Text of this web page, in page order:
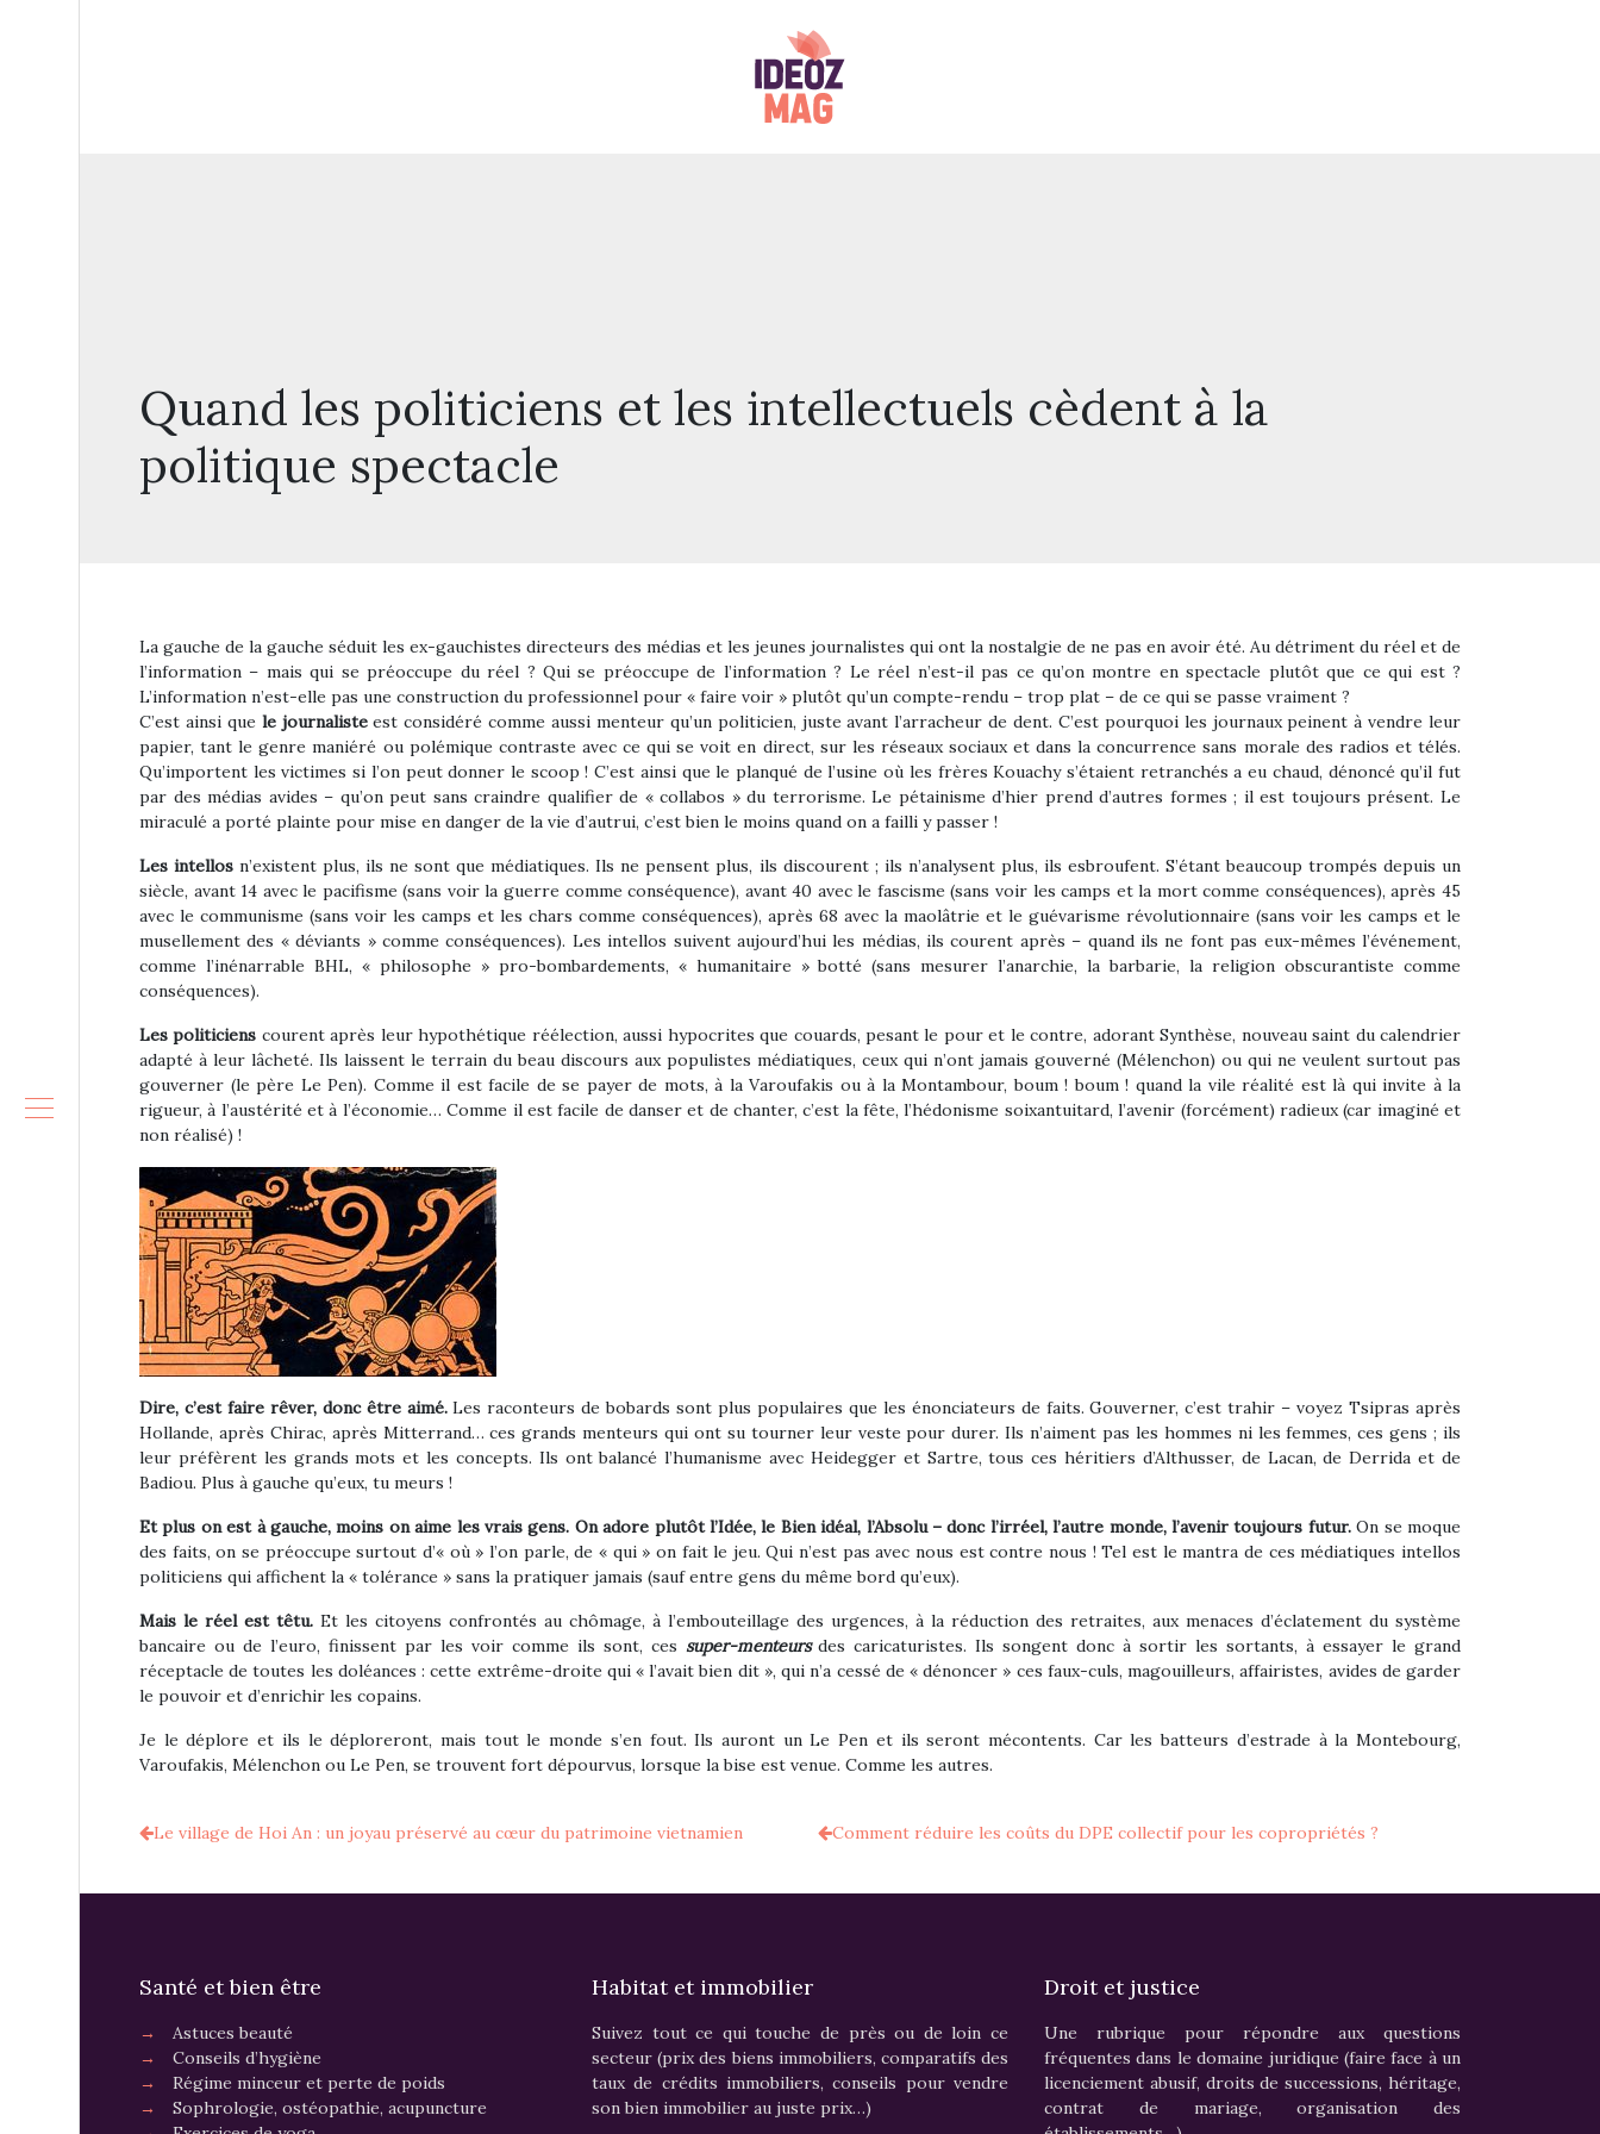
Quand les politiciens et les intellectuels cèdent à la
politique spectacle
La gauche de la gauche séduit les ex-gauchistes directeurs des médias et les jeunes journalistes qui ont la nostalgie de ne pas en avoir été. Au détriment du réel et de
l’information – mais qui se préoccupe du réel ? Qui se préoccupe de l’information ? Le réel n’est-il pas ce qu’on montre en spectacle plutôt que ce qui est ?
L’information n’est-elle pas une construction du professionnel pour « faire voir » plutôt qu’un compte-rendu – trop plat – de ce qui se passe vraiment ?
C’est ainsi que le journalisteest considéré comme aussi menteur qu’un politicien, juste avant l’arracheur de dent. C’est pourquoi les journaux peinent à vendre leur
papier, tant le genre maniéré ou polémique contraste avec ce qui se voit en direct, sur les réseaux sociaux et dans la concurrence sans morale des radios et télés.
Qu’importent les victimes si l’on peut donner le scoop ! C’est ainsi que le planqué de l’usine où les frères Kouachy s’étaient retranchés a eu chaud, dénoncé qu’il fut
par des médias avides – qu’on peut sans craindre qualifier de « collabos » du terrorisme. Le pétainisme d’hier prend d’autres formes ; il est toujours présent. Le
miraculé a porté plainte pour mise en danger de la vie d’autrui, c’est bien le moins quand on a failli y passer !
Les intellos n’existent plus, ils ne sont que médiatiques. Ils ne pensent plus, ils discourent ; ils n’analysent plus, ils esbroufent. S’étant beaucoup trompés depuis un
siècle, avant 14 avec le pacifisme (sans voir la guerre comme conséquence), avant 40 avec le fascisme (sans voir les camps et la mort comme conséquences), après 45
avec le communisme (sans voir les camps et les chars comme conséquences), après 68 avec la maolâtrie et le guévarisme révolutionnaire (sans voir les camps et le
musellement des « déviants » comme conséquences). Les intellos suivent aujourd’hui les médias, ils courent après – quand ils ne font pas eux-mêmes l’événement,
comme l’inénarrable BHL, « philosophe » pro-bombardements, « humanitaire » botté (sans mesurer l’anarchie, la barbarie, la religion obscurantiste comme
conséquences).
Les politiciens courent après leur hypothétique réélection, aussi hypocrites que couards, pesant le pour et le contre, adorant Synthèse, nouveau saint du calendrier
adapté à leur lâcheté. Ils laissent le terrain du beau discours aux populistes médiatiques, ceux qui n’ont jamais gouverné (Mélenchon) ou qui ne veulent surtout pas
gouverner (le père Le Pen). Comme il est facile de se payer de mots, à la Varoufakis ou à la Montambour, boum ! boum ! quand la vile réalité est là qui invite à la
rigueur, à l’austérité et à l’économie… Comme il est facile de danser et de chanter, c’est la fête, l’hédonisme soixantuitard, l’avenir (forcément) radieux (car imaginé et
non réalisé) !
Dire, c’est faire rêver, donc être aimé.Les raconteurs de bobards sont plus populaires que les énonciateurs de faits. Gouverner, c’est trahir – voyez Tsipras après
Hollande, après Chirac, après Mitterrand… ces grands menteurs qui ont su tourner leur veste pour durer. Ils n’aiment pas les hommes ni les femmes, ces gens ; ils
leur préfèrent les grands mots et les concepts. Ils ont balancé l’humanisme avec Heidegger et Sartre, tous ces héritiers d’Althusser, de Lacan, de Derrida et de
Badiou. Plus à gauche qu’eux, tu meurs !
Et plus on est à gauche, moins on aime les vrais gens. On adore plutôt l’Idée, le Bien idéal, l’Absolu – donc l’irréel, l’autre monde, l’avenir toujours futur.On se moque
des faits, on se préoccupe surtout d’« où » l’on parle, de « qui » on fait le jeu. Qui n’est pas avec nous est contre nous ! Tel est le mantra de ces médiatiques intellos
politiciens qui affichent la « tolérance » sans la pratiquer jamais (sauf entre gens du même bord qu’eux).
Mais le réel est têtu. Et les citoyens confrontés au chômage, à l’embouteillage des urgences, à la réduction des retraites, aux menaces d’éclatement du système
bancaire ou de l’euro, finissent par les voir comme ils sont, ces super-menteursdes caricaturistes. Ils songent donc à sortir les sortants, à essayer le grand
réceptacle de toutes les doléances : cette extrême-droite qui « l’avait bien dit », qui n’a cessé de « dénoncer » ces faux-culs, magouilleurs, affairistes, avides de garder
le pouvoir et d’enrichir les copains.
Je le déplore et ils le déploreront, mais tout le monde s’en fout. Ils auront un Le Pen et ils seront mécontents. Car les batteurs d’estrade à la Montebourg,
Varoufakis, Mélenchon ou Le Pen, se trouvent fort dépourvus, lorsque la bise est venue. Comme les autres.
Le village de Hoi An : un joyau préservé au cœur du patrimoine vietnamien Comment réduire les coûts du DPE collectif pour les copropriétés ?
Santé et bien être
→
Astuces beauté
→
Conseils d’hygiène
→
Régime minceur et perte de poids
→
Sophrologie, ostéopathie, acupuncture
Habitat et immobilier
Suivez tout ce qui touche de près ou de loin ce
secteur (prix des biens immobiliers, comparatifs des
taux de crédits immobiliers, conseils pour vendre
son bien immobilier au juste prix…)
Droit et justice
Une rubrique pour répondre aux questions
fréquentes dans le domaine juridique (faire face à un
licenciement abusif, droits de successions, héritage,
contrat de mariage, organisation des